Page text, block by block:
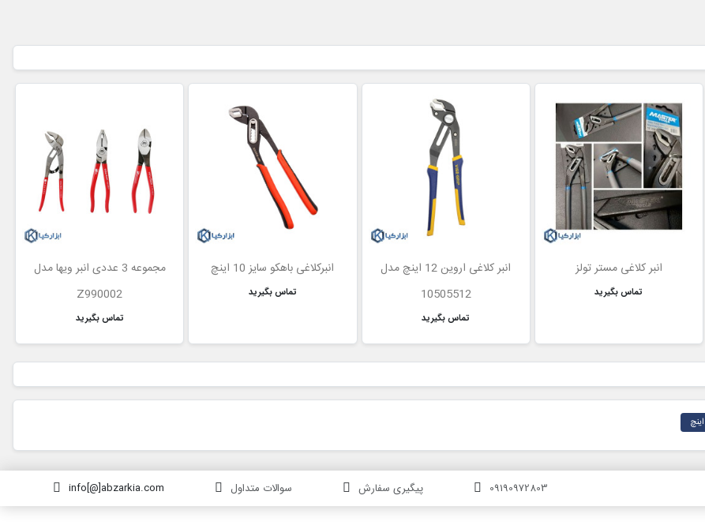
انبر کلاغی مستر تولز
تماس بگیرید
انبر کلاغی اروین 12 اینچ مدل
10505512
تماس بگیرید
انبرکلاغی باهکو سایز 10 اینچ
تماس بگیرید
مجموعه 3 عددی انبر ویها مدل
Z990002
تماس بگیرید
info[@]abzarkia.com سوالات متداول پیگیری سفارش 09190972803